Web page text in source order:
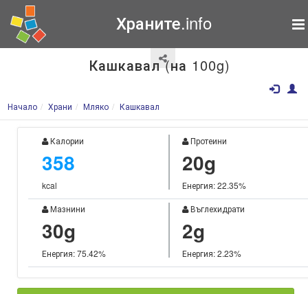
Храните.info
Кашкавал (на 100g)
Начало Храни Мляко Кашкавал
Калории
358
kcal
Протеини
20g
Енергия: 22.35%
Мазнини
30g
Енергия: 75.42%
Въглехидрати
2g
Енергия: 2.23%